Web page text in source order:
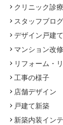
クリニック診
スタッフブログ
デザイン戸建
マンション改修
リフォーム・
工事の様子
店舗デザイン
戸建て新築
新築内装イン